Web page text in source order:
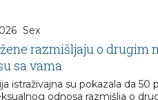
Sex
razmišljaju o drugim
sa vama
istraživajna su pokazala da 50
odnosa razmišlja o